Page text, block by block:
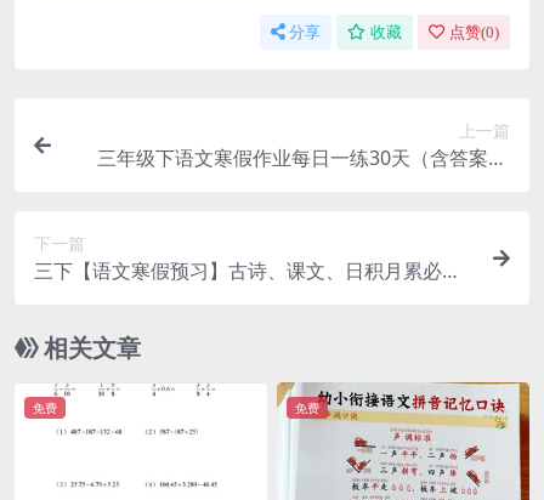
分享 收藏 点赞(0)
上一篇
三年级下语文寒假作业每日一练30天（含答案60
下一篇
三下【语文寒假预习】古诗、课文、日积月累必背
相关文章
免费 免费